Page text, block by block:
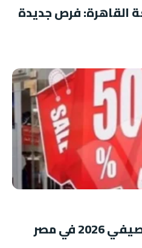
فرص جديدة
في مصر